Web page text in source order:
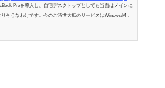
Proを導入し、自宅デスクトップとしても当面はメインに
そうなわけです。今のご時世大抵のサービスはWinows/Mac